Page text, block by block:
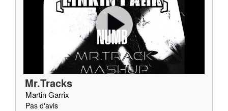
Mr.Tracks
Martin Garrix
Pas d'avis